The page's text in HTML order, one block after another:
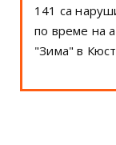
141 са
по време на
"Зима" в